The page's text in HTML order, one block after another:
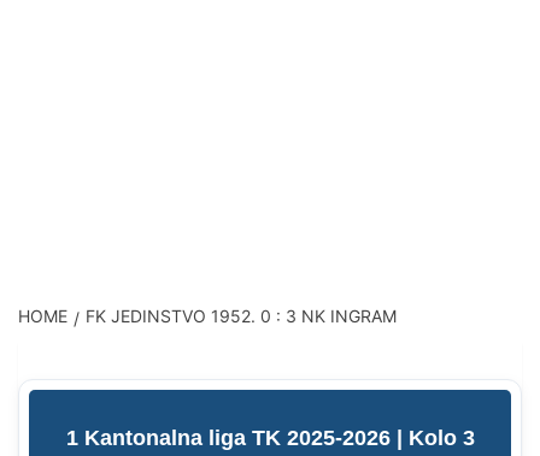
HOME FK JEDINSTVO 1952. 0 : 3 NK INGRAM
1 Kantonalna liga TK 2025-2026 | Kolo 3